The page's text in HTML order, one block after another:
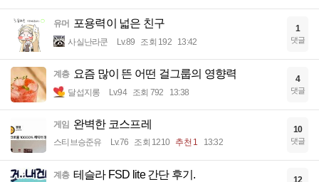
유머 포용력이 넓은 친구
사실난라쿤 Lv.89 조회 192 13:42
1
댓글
계층 요즘 많이 뜬 어떤 걸그룹의 영향력
달섭지롱 Lv.94 조회 792 13:38
4
댓글
게임 완벽한 코스프레
스티브승준유 Lv.76 조회 1210 추천 1 13:32
10
댓글
계층 테슬라 FSD lite 간단 후기. 12